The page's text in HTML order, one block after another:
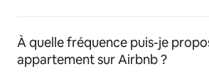
À quelle fréquence puis-je
appartement sur Airbnb ?